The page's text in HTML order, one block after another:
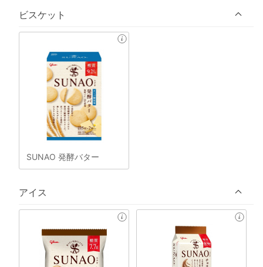
ビスケット
SUNAO 発酵バター
アイス